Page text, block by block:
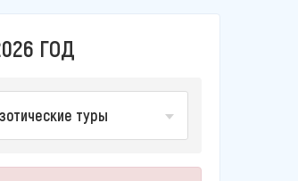
ГОД
туры